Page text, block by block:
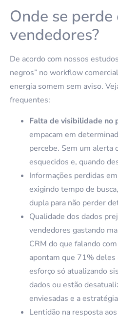
Onde se
vendedores?
De acordo com nossos
negros” no workflow
energia somem sem aviso.
frequentes:
Falta de visibilidade no
empacam em
percebe. Sem um alerta
esquecidos e, quando
Informações perdidas
exigindo tempo de
dupla para não perder
Qualidade dos dados
vendedores gastando
CRM do que falando
apontam que 71%
esforço só atualizando
dados ou estão
enviesadas e a
Lentidão na resposta